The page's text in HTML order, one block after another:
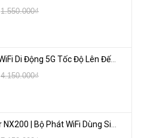
1.550.000₫
ZTE U30 Pro | WiFi Di Động 5G Tốc Độ Lên Đến 500Mbps, Màn Hình Cảm Ứng
4.150.000₫